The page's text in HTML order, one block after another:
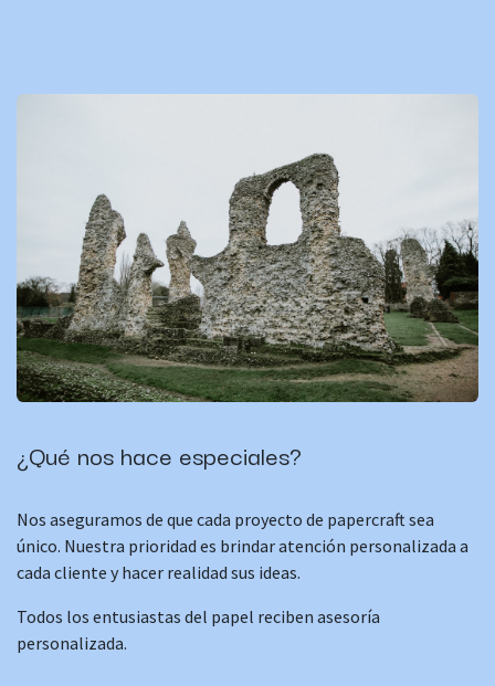
¿Qué nos hace especiales?
Nos aseguramos de que cada proyecto de papercraft sea
único. Nuestra prioridad es brindar atención personalizada a
cada cliente y hacer realidad sus ideas.
Todos los entusiastas del papel reciben asesoría
personalizada.